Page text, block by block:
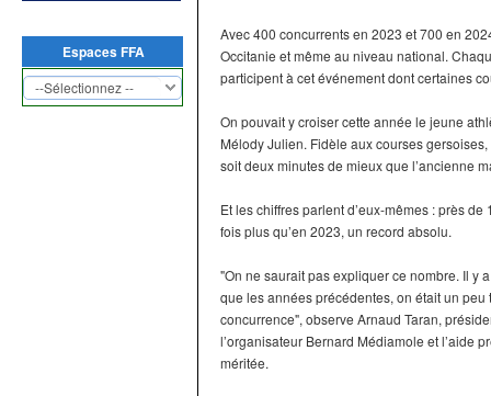
Espaces FFA
Avec 400 concurrents en 2023 et 700 en
Occitanie et même au niveau national.
participent à cet événement dont certaines
On pouvait y croiser cette année le jeune
Mélody Julien. Fidèle aux courses
soit deux minutes de mieux que l’ancienne
Et les chiffres parlent d’eux-mêmes : près
fois plus qu’en 2023, un record absolu.
"On ne saurait pas expliquer ce nombre. Il y
que les années précédentes, on était un peu
concurrence", observe Arnaud Taran,
l’organisateur Bernard Médiamole et l’aide
méritée.